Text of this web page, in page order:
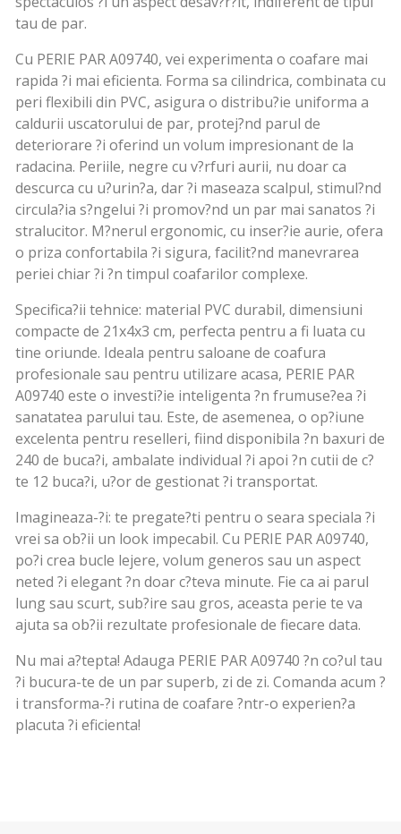
tau de par.
Cu PERIE PAR A09740, vei experimenta o coafare mai
rapida ?i mai eficienta. Forma sa cilindrica, combinata cu
peri flexibili din PVC, asigura o distribu?ie uniforma a
caldurii uscatorului de par, protej?nd parul de
deteriorare ?i oferind un volum impresionant de la
radacina. Periile, negre cu v?rfuri aurii, nu doar ca
descurca cu u?urin?a, dar ?i maseaza scalpul, stimul?nd
circula?ia s?ngelui ?i promov?nd un par mai sanatos ?i
stralucitor. M?nerul ergonomic, cu inser?ie aurie, ofera
o priza confortabila ?i sigura, facilit?nd manevrarea
periei chiar ?i ?n timpul coafarilor complexe.
Specifica?ii tehnice: material PVC durabil, dimensiuni
compacte de 21x4x3 cm, perfecta pentru a fi luata cu
tine oriunde. Ideala pentru saloane de coafura
profesionale sau pentru utilizare acasa, PERIE PAR
A09740 este o investi?ie inteligenta ?n frumuse?ea ?i
sanatatea parului tau. Este, de asemenea, o op?iune
excelenta pentru reselleri, fiind disponibila ?n baxuri de
240 de buca?i, ambalate individual ?i apoi ?n cutii de c?
te 12 buca?i, u?or de gestionat ?i transportat.
Imagineaza-?i: te pregate?ti pentru o seara speciala ?i
vrei sa ob?ii un look impecabil. Cu PERIE PAR A09740,
po?i crea bucle lejere, volum generos sau un aspect
neted ?i elegant ?n doar c?teva minute. Fie ca ai parul
lung sau scurt, sub?ire sau gros, aceasta perie te va
ajuta sa ob?ii rezultate profesionale de fiecare data.
Nu mai a?tepta! Adauga PERIE PAR A09740 ?n co?ul tau
?i bucura-te de un par superb, zi de zi. Comanda acum ?
i transforma-?i rutina de coafare ?ntr-o experien?a
placuta ?i eficienta!